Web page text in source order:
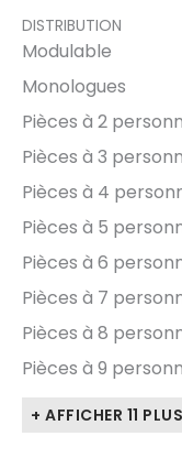
DISTRIBUTION
Modulable
Monologues
Pièces à 2
Pièces à 3
Pièces à 4
Pièces à 5
Pièces à 6
Pièces à 7
Pièces à 8
Pièces à 9
+ AFFICHER 11 PLUS